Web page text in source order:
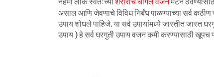
असाल आणि जेवणाचे विविध निर्बंध पाळण्याच्या सर्व
उपाय शोधले पाहिजे. या सर्व उपायांमध्ये जास्तीत जास्त
उपाय ) हे सर्व घरगुती उपाय वजन कमी करण्यासाठी